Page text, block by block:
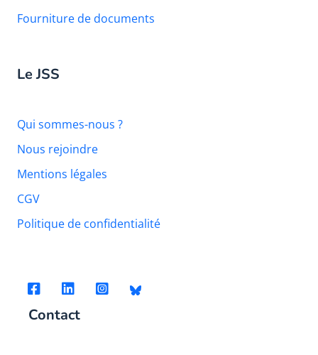
Fourniture de documents
Le JSS
Qui sommes-nous ?
Nous rejoindre
Mentions légales
CGV
Politique de confidentialité
Contact